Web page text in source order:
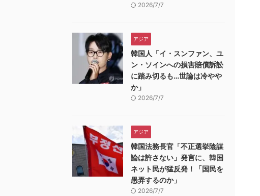
2026/7/7
アジア
韓国人「イ・スンファン、ユ
ン・ソインへの損害賠償訴訟
に踏み切るも…世論は冷やや
か」
2026/7/7
アジア
韓国法務長官「不正選挙陰謀
論は許さない」発言に、韓国
ネット民が猛反発！「国民を
愚弄するのか」
2026/7/7